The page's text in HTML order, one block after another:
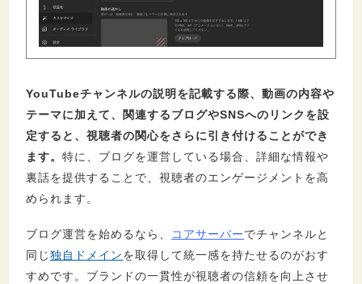
YouTubeチャンネルの説明を記載する際、動画の内容や
テーマに加えて、関連するブログやSNSへのリンクを設
定すると、視聴者の関心をさらに引き付けることができ
ます。 特に、ブログを運営している場合、詳細な情報や
裏話を提供することで、視聴者のエンゲージメントを高
められます。
ブログ運営を始めるなら、 コアサーバーでチャンネルと
同じ独自ドメインを取得して統一感を持たせるのがおす
すめです。ブランドの一貫性が視聴者の信頼を向上させ